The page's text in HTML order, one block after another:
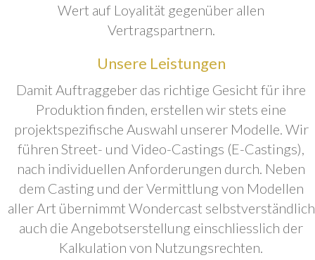
Wert auf Loyalität gegenüber allen
Vertragspartnern.
Unsere Leistungen
Damit Auftraggeber das richtige Gesicht für ihre
Produktion finden, erstellen wir stets eine
projektspezifische Auswahl unserer Modelle. Wir
führen Street- und Video-Castings (E-Castings),
nach individuellen Anforderungen durch. Neben
dem Casting und der Vermittlung von Modellen
aller Art übernimmt Wondercast selbstverständlich
auch die Angebotserstellung einschliesslich der
Kalkulation von Nutzungsrechten.